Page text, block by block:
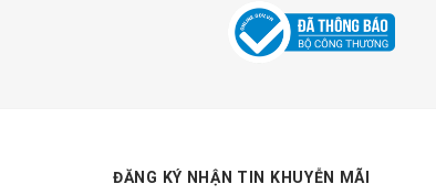
ĐĂNG KÝ NHẬN TIN KHUYỄN MÃI